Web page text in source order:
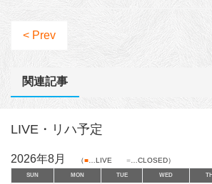
< Prev
関連記事
LIVE・リハ予定
2026年8月 （■ …LIVE ■ …CLOSED）
SUN MON TUE WED